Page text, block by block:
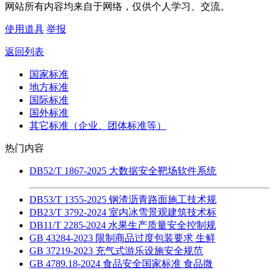
网站所有内容均来自于网络，仅供个人学习、交流。
使用道具 举报
返回列表
国家标准
地方标准
国际标准
国外标准
其它标准（企业、团体标准等）
热门内容
DB52/T 1867-2025 大数据安全靶场软件系统
DB53/T 1355-2025 钢渣沥青路面施工技术规
DB23/T 3792-2024 室内冰雪景观建筑技术标
DB11/T 2285-2024 水果生产质量安全控制规
GB 43284-2023 限制商品过度包装要求 生鲜
GB 37219-2023 充气式游乐设施安全规范
GB 4789.18-2024 食品安全国家标准 食品微